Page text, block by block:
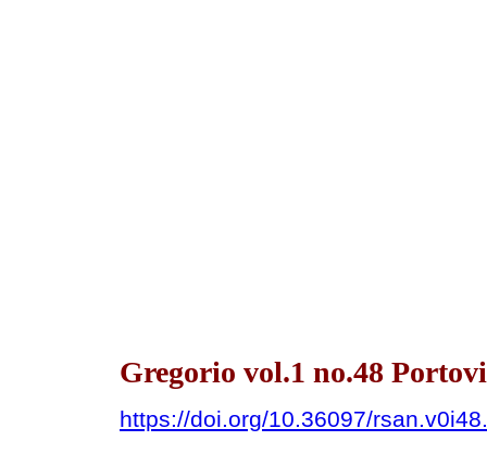
Gregorio vol.1 no.48
https://doi.org/10.36097/